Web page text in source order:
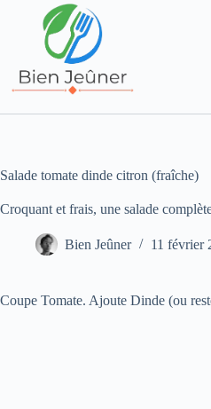
Salade tomate dinde citron (fraîche)
Croquant et frais, une salade
Bien Jeûner 11 février
Coupe Tomate. Ajoute Dinde (ou